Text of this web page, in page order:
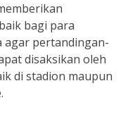
bagi para
agar pertandingan-
disaksikan oleh
di stadion maupun